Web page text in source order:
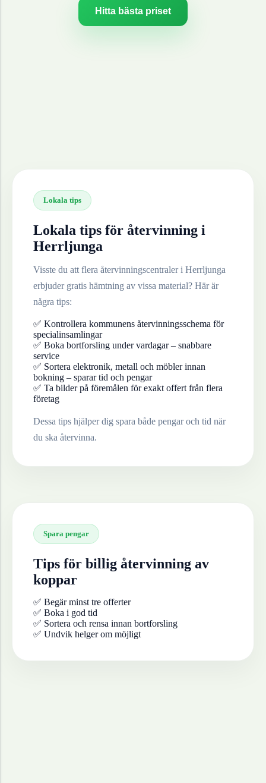
Hitta bästa priset
Lokala tips
Lokala tips för återvinning i
Herrljunga
Visste du att flera återvinningscentraler i Herrljunga
erbjuder gratis hämtning av vissa material? Här är
några tips:
✅ Kontrollera kommunens återvinningsschema för
specialinsamlingar
✅ Boka bortforsling under vardagar – snabbare
service
✅ Sortera elektronik, metall och möbler innan
bokning – sparar tid och pengar
✅ Ta bilder på föremålen för exakt offert från flera
företag
Dessa tips hjälper dig spara både pengar och tid när
du ska återvinna.
Spara pengar
Tips för billig återvinning av
koppar
✅ Begär minst tre offerter
✅ Boka i god tid
✅ Sortera och rensa innan bortforsling
✅ Undvik helger om möjligt